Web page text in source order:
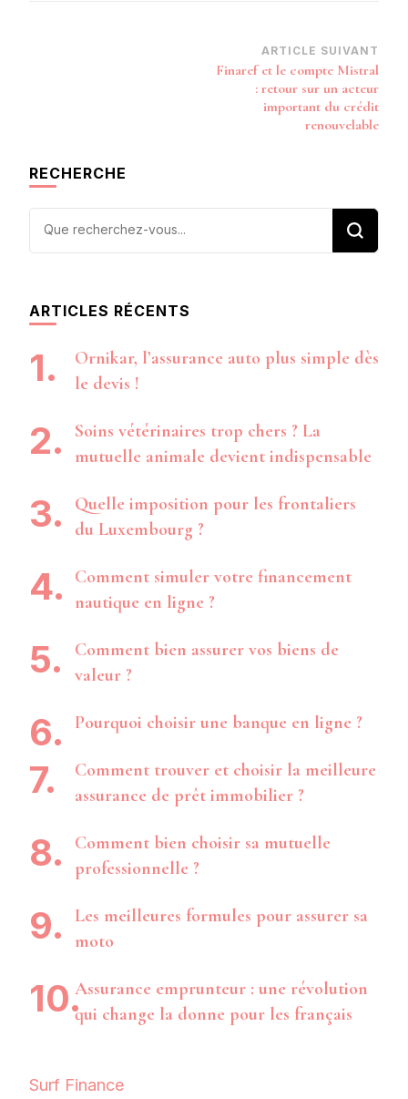
ARTICLE SUIVANT
Finaref et le compte Mistral
: retour sur un acteur
important du crédit
renouvelable
RECHERCHE
Vous
ARTICLES RÉCENTS
Ornikar, l’assurance auto plus simple dès
le devis !
Soins vétérinaires trop chers ? La
mutuelle animale devient indispensable
Quelle imposition pour les frontaliers
du Luxembourg ?
Comment simuler votre financement
nautique en ligne ?
Comment bien assurer vos biens de
valeur ?
Pourquoi choisir une banque en ligne ?
Comment trouver et choisir la meilleure
assurance de prêt immobilier ?
Comment bien choisir sa mutuelle
professionnelle ?
Les meilleures formules pour assurer sa
moto
Assurance emprunteur : une révolution
qui change la donne pour les français
Surf Finance